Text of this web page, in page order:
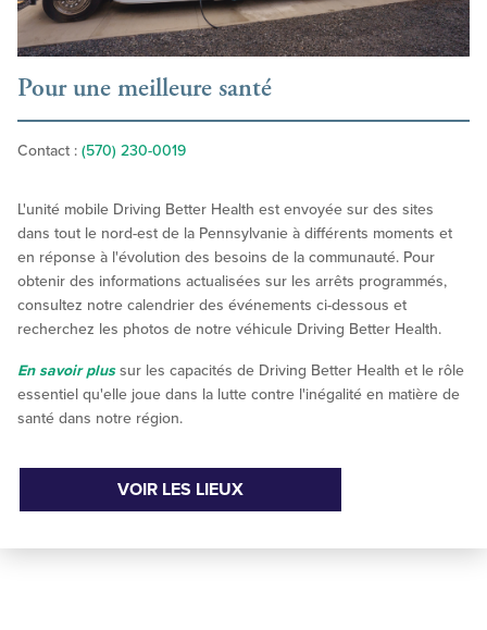
Pour une meilleure santé
Contact : (570) 230-0019
L'unité mobile Driving Better Health est envoyée sur des sites
dans tout le nord-est de la Pennsylvanie à différents moments et
en réponse à l'évolution des besoins de la communauté. Pour
obtenir des informations actualisées sur les arrêts programmés,
consultez notre calendrier des événements ci-dessous et
recherchez les photos de notre véhicule Driving Better Health.
En savoir plussur les capacités de Driving Better Health et le rôle
essentiel qu'elle joue dans la lutte contre l'inégalité en matière de
santé dans notre région.
VOIR LES LIEUX